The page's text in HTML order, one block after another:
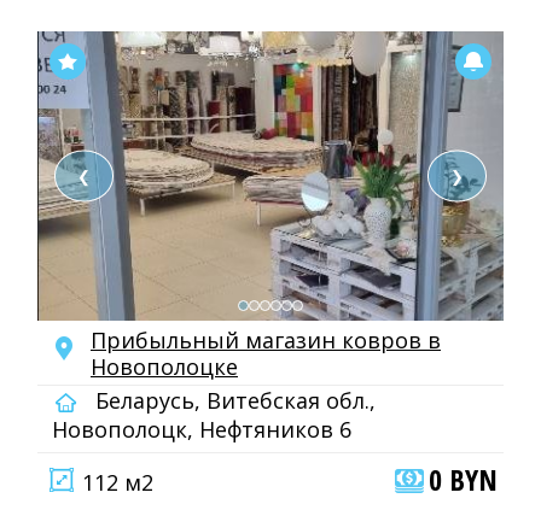
❮ ❯
Прибыльный магазин ковров в
Новополоцке
Беларусь, Витебская обл.,
Новополоцк, Нефтяников 6
112 м2
0 BYN